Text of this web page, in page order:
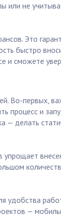
или не
Это
быстро
и сможете
Во-первых,
процесс и
— делать
удобства
—